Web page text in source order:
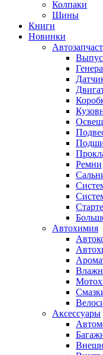
Колпаки
Шины
Книги
Новинки
Ремни
Автохимия
Аксессуары